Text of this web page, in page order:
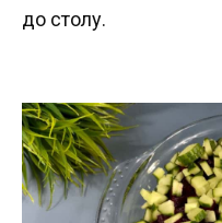
до столу.